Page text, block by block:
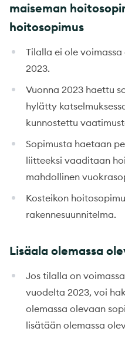
maiseman
hoitosopimus
Tilalla ei ole
2023.
Vuonna 2023 haettu
hylätty
kunnostettu
Sopimusta haetaan
liitteeksi vaaditaan
mahdollinen
Kosteikon
rakennesuunnitelma.
Lisäala olemassa
Jos tilalla on
vuodelta 2023, voi
olemassa olevaan
lisätään olemassa